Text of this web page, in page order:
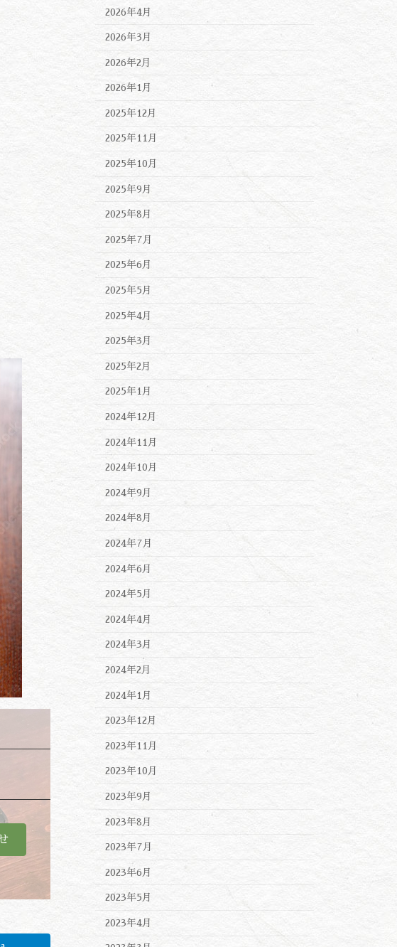
2026年4月
2026年3月
2026年2月
2026年1月
2025年12月
2025年11月
2025年10月
2025年9月
2025年8月
2025年7月
2025年6月
2025年5月
2025年4月
2025年3月
2025年2月
2025年1月
2024年12月
2024年11月
2024年10月
2024年9月
2024年8月
2024年7月
2024年6月
2024年5月
2024年4月
2024年3月
2024年2月
2024年1月
2023年12月
2023年11月
2023年10月
2023年9月
2023年8月
2023年7月
2023年6月
2023年5月
2023年4月